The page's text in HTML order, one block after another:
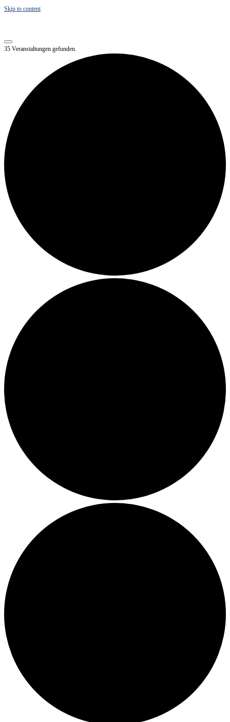
Skip to content
35 Veranstaltungen gefunden.